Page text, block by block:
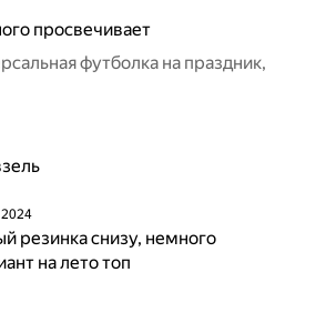
просвечивает
футболка на праздник,
резинка снизу, немного
на лето топ